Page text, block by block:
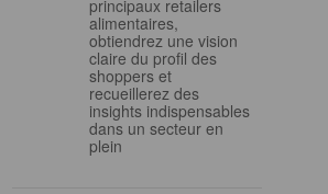
principaux retailers
alimentaires,
obtiendrez une vision
claire du profil des
shoppers et
recueillerez des
insights indispensables
dans un secteur en
plein